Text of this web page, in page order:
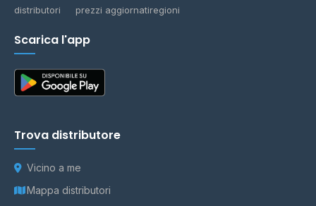
distributori prezzi aggiornatiregioni
Scarica l'app
Trova distributore
Vicino a me
Mappa distributori